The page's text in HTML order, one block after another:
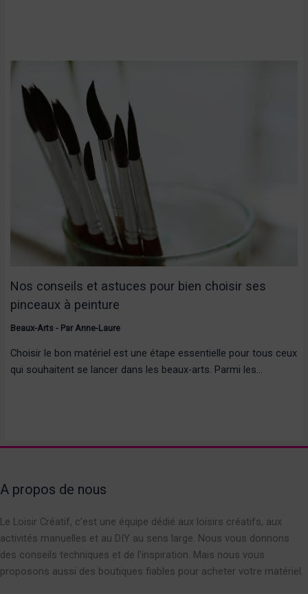
Nos conseils et astuces pour bien choisir ses
pinceaux à peinture
Beaux-Arts- Par Anne-Laure
Choisir le bon matériel est une étape essentielle pour tous ceux
qui souhaitent se lancer dans les beaux-arts. Parmi les…
A propos de nous
Le Loisir Créatif, c’est une équipe dédié aux loisirs créatifs, aux
activités manuelles et au DIY au sens large. Nous vous donnons
des conseils techniques et de l’inspiration. Mais nous vous
proposons aussi des boutiques fiables pour acheter votre matériel.